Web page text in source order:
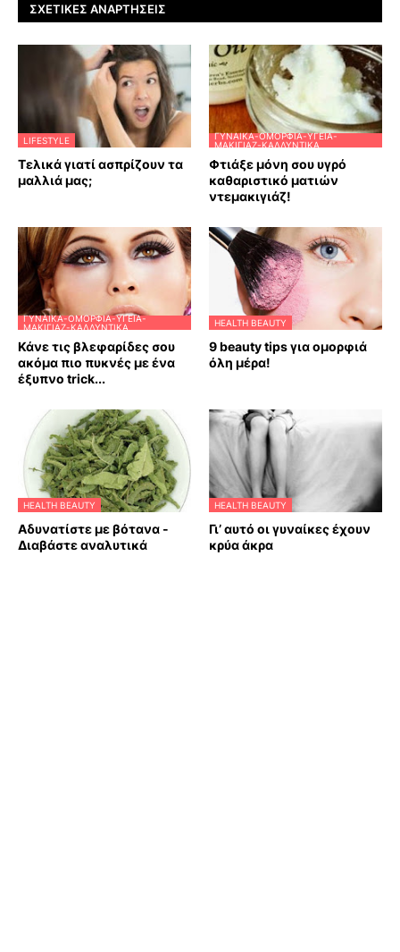
ΣΧΕΤΙΚΈΣ ΑΝΑΡΤΉΣΕΙΣ
LIFESTYLE
Τελικά γιατί ασπρίζουν τα
μαλλιά μας;
ΓΥΝΑΊΚΑ-ΟΜΟΡΦΙΆ-ΥΓΕΊΑ-
ΜΑΚΙΓΙΆΖ-ΚΑΛΛΥΝΤΙΚΆ
Φτιάξε μόνη σου υγρό
καθαριστικό ματιών
ντεμακιγιάζ!
ΓΥΝΑΊΚΑ-ΟΜΟΡΦΙΆ-ΥΓΕΊΑ-
ΜΑΚΙΓΙΆΖ-ΚΑΛΛΥΝΤΙΚΆ
Κάνε τις βλεφαρίδες σου
ακόμα πιο πυκνές με ένα
έξυπνο trick...
HEALTH BEAUTY
9 beauty tips για ομορφιά
όλη μέρα!
HEALTH BEAUTY
Αδυνατίστε με βότανα -
Διαβάστε αναλυτικά
HEALTH BEAUTY
Γι’ αυτό οι γυναίκες έχουν
κρύα άκρα